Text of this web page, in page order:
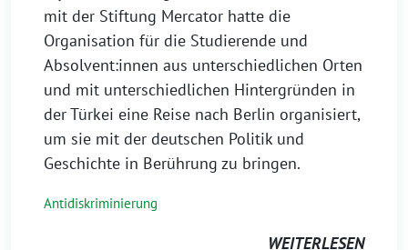
mit der Stiftung Mercator hatte die
Organisation für die Studierende und
Absolvent:innen aus unterschiedlichen Orten
und mit unterschiedlichen Hintergründen in
der Türkei eine Reise nach Berlin organisiert,
um sie mit der deutschen Politik und
Geschichte in Berührung zu bringen.
Antidiskriminierung
WEITERLESEN